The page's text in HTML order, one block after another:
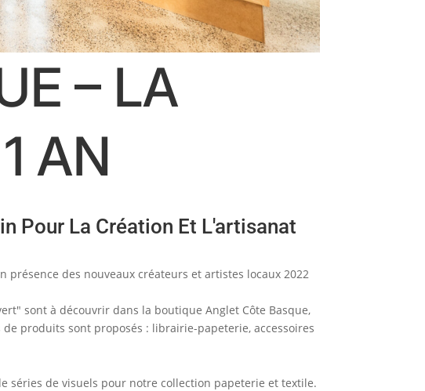
– LA
AN
Pour La Création Et L'artisanat
des nouveaux créateurs et artistes locaux 2022
sont à découvrir dans la boutique Anglet Côte Basque,
de produits sont proposés : librairie-papeterie, accessoires
séries de visuels pour notre collection papeterie et textile.